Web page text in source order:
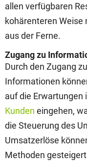
allen verfügbaren
kohärenteren
aus der Ferne.
Zugang zu
Durch den Zugang
Informationen
auf die Erwartungen
Kunden eingehen,
die Steuerung des
Umsatzerlöse
Methoden